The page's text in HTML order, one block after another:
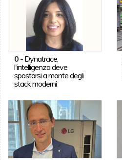
0- Dynatrace,
l'intelligenza deve
spostarsi a monte degli
stack moderni